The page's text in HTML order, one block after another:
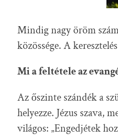
Mindig nagy öröm
közössége. A
Mi a feltétele az
Az őszinte szándék a
helyezze. Jézus szava,
világos: „Engedjétek